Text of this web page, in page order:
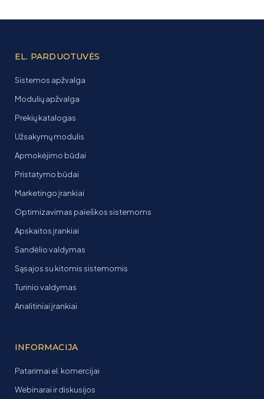
EL. PARDUOTUVĖS
Sistemos apžvalga
Modulių apžvalga
Prekių katalogas
Užsakymų modulis
Apmokėjimo būdai
Pristatymo būdai
Marketingo įrankiai
Optimizavimas paieškos sistemoms
Apskaitos įrankiai
Sandėlio valdymas
Sąsajos su kitomis sistemomis
Turinio valdymas
Analitiniai įrankiai
INFORMACIJA
Patarimai el. komercijai
Webinarai ir diskusijos